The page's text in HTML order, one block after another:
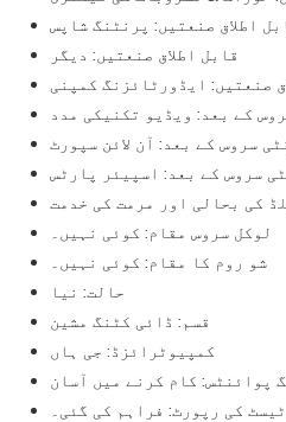
اطلاق صنعتیں: پرنٹنگ شاپس
قابل اطلاق صنعتیں: دیگر
صنعتیں: ایڈورٹائزنگ کمپنی
کے بعد: ویڈیو تکنیکی مدد
سروس کے بعد: آن لائن سپورٹ
سروس کے بعد: اسپیئر پارٹس
کی بحالی اور مرمت کی خدمت
لوکل سروس مقام: کوئی نہیں۔
شو روم کا مقام: کوئی نہیں۔
حالت: نیا
قسم: ڈائی کٹنگ مشین
کمپیوٹرائزڈ: جی ہاں
پوائنٹس: کام کرنے میں آسان
کی رپورٹ: فراہم کی گئی۔